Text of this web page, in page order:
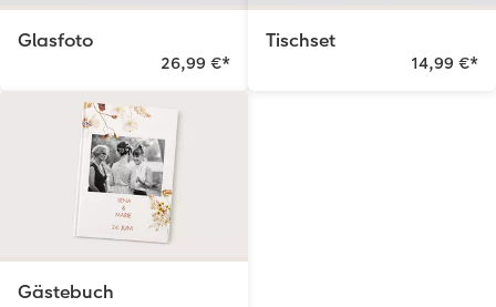
Glasfoto
26,99 €*
Tischset
14,99 €*
Gästebuch